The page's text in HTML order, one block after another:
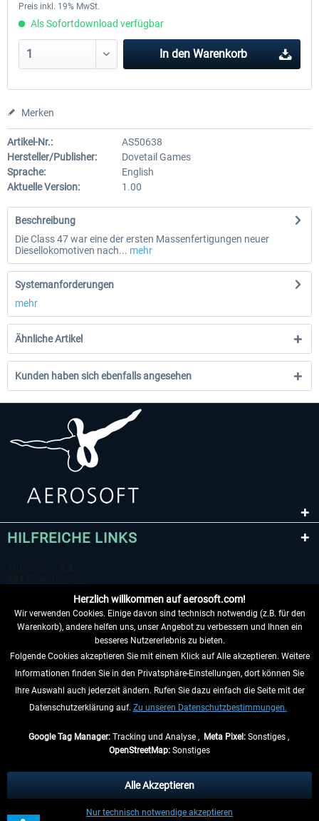
Preis inkl. 19% MwSt.
Als Sofortdownload verfügbar
In den Warenkorb
Merken
Artikel-Nr.:
AS50638
Hersteller/Publisher:
Dovetail Games
Sprache:
English
Aktuelle Version:
1.00
Beschreibung
Die Class 47 war eine der ersten Massenfertigungen neuer
Diesellokomotiven nach... mehr
Systemanforderungen
mehr
Ähnliche Artikel
Kunden haben sich ebenfalls angesehen
HILFREICHE LINKS
VERTRAG WIDERRUFEN
INFORMATIONEN
anders beschrieben.
** Gilt für Lieferungen innerhalb Deutschlands, Lieferzeiten für andere Länder
entnehmen Sie bitte denVersandinformationen
Herzlich willkommen auf aerosoft.com!
Wir verwenden Cookies. Einige davon sind technisch notwendig (z.B. für den
Warenkorb), andere helfen uns, unser Angebot zu verbessern und Ihnen ein
besseres Nutzererlebnis zu bieten.
Folgende Cookies akzeptieren Sie mit einem Klick auf Alle akzeptieren. Weitere
Informationen finden Sie in den Privatsphäre-Einstellungen, dort können Sie
Ihre Auswahl auch jederzeit ändern. Rufen Sie dazu einfach die Seite mit der
Datenschutzerklärung auf. Zu unseren Datenschutzbestimmungen.
Google Tag Manager:Tracking und Analyse , Meta Pixel:Sonstiges ,
OpenStreetMap: Sonstiges
Nur technisch notwendige akzeptieren
Alle Akzeptieren